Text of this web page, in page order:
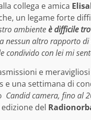
collega e amica
un legame forte
ambienteè difficile
nessun altro rapporto
condivido con lei mi
e
e una settimana di
Candid camera, fino al
del